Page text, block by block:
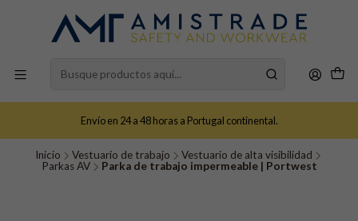
Envío en 24 a 48 horas a Portugal continental.
Inicio Vestuario de trabajo
Vestuario de alta visibilidad
Parkas AV
Parka de trabajo impermeable | Portwest